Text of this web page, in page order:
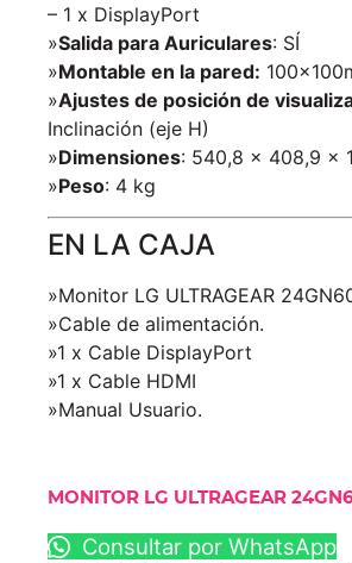
– 1 x DisplayPort
»Salida para Auriculares: SÍ
»Montable en la pared:
»Ajustes de posición de
Inclinación (eje H)
»Dimensiones: 540,8 x 408,9 x
»Peso: 4 kg
EN LA CAJA
»Monitor LG ULTRAGEAR
»Cable de alimentación.
»1 x Cable DisplayPort
»1 x Cable HDMI
»Manual Usuario.
MONITOR LG ULTRAGEAR
Consultar por WhatsApp